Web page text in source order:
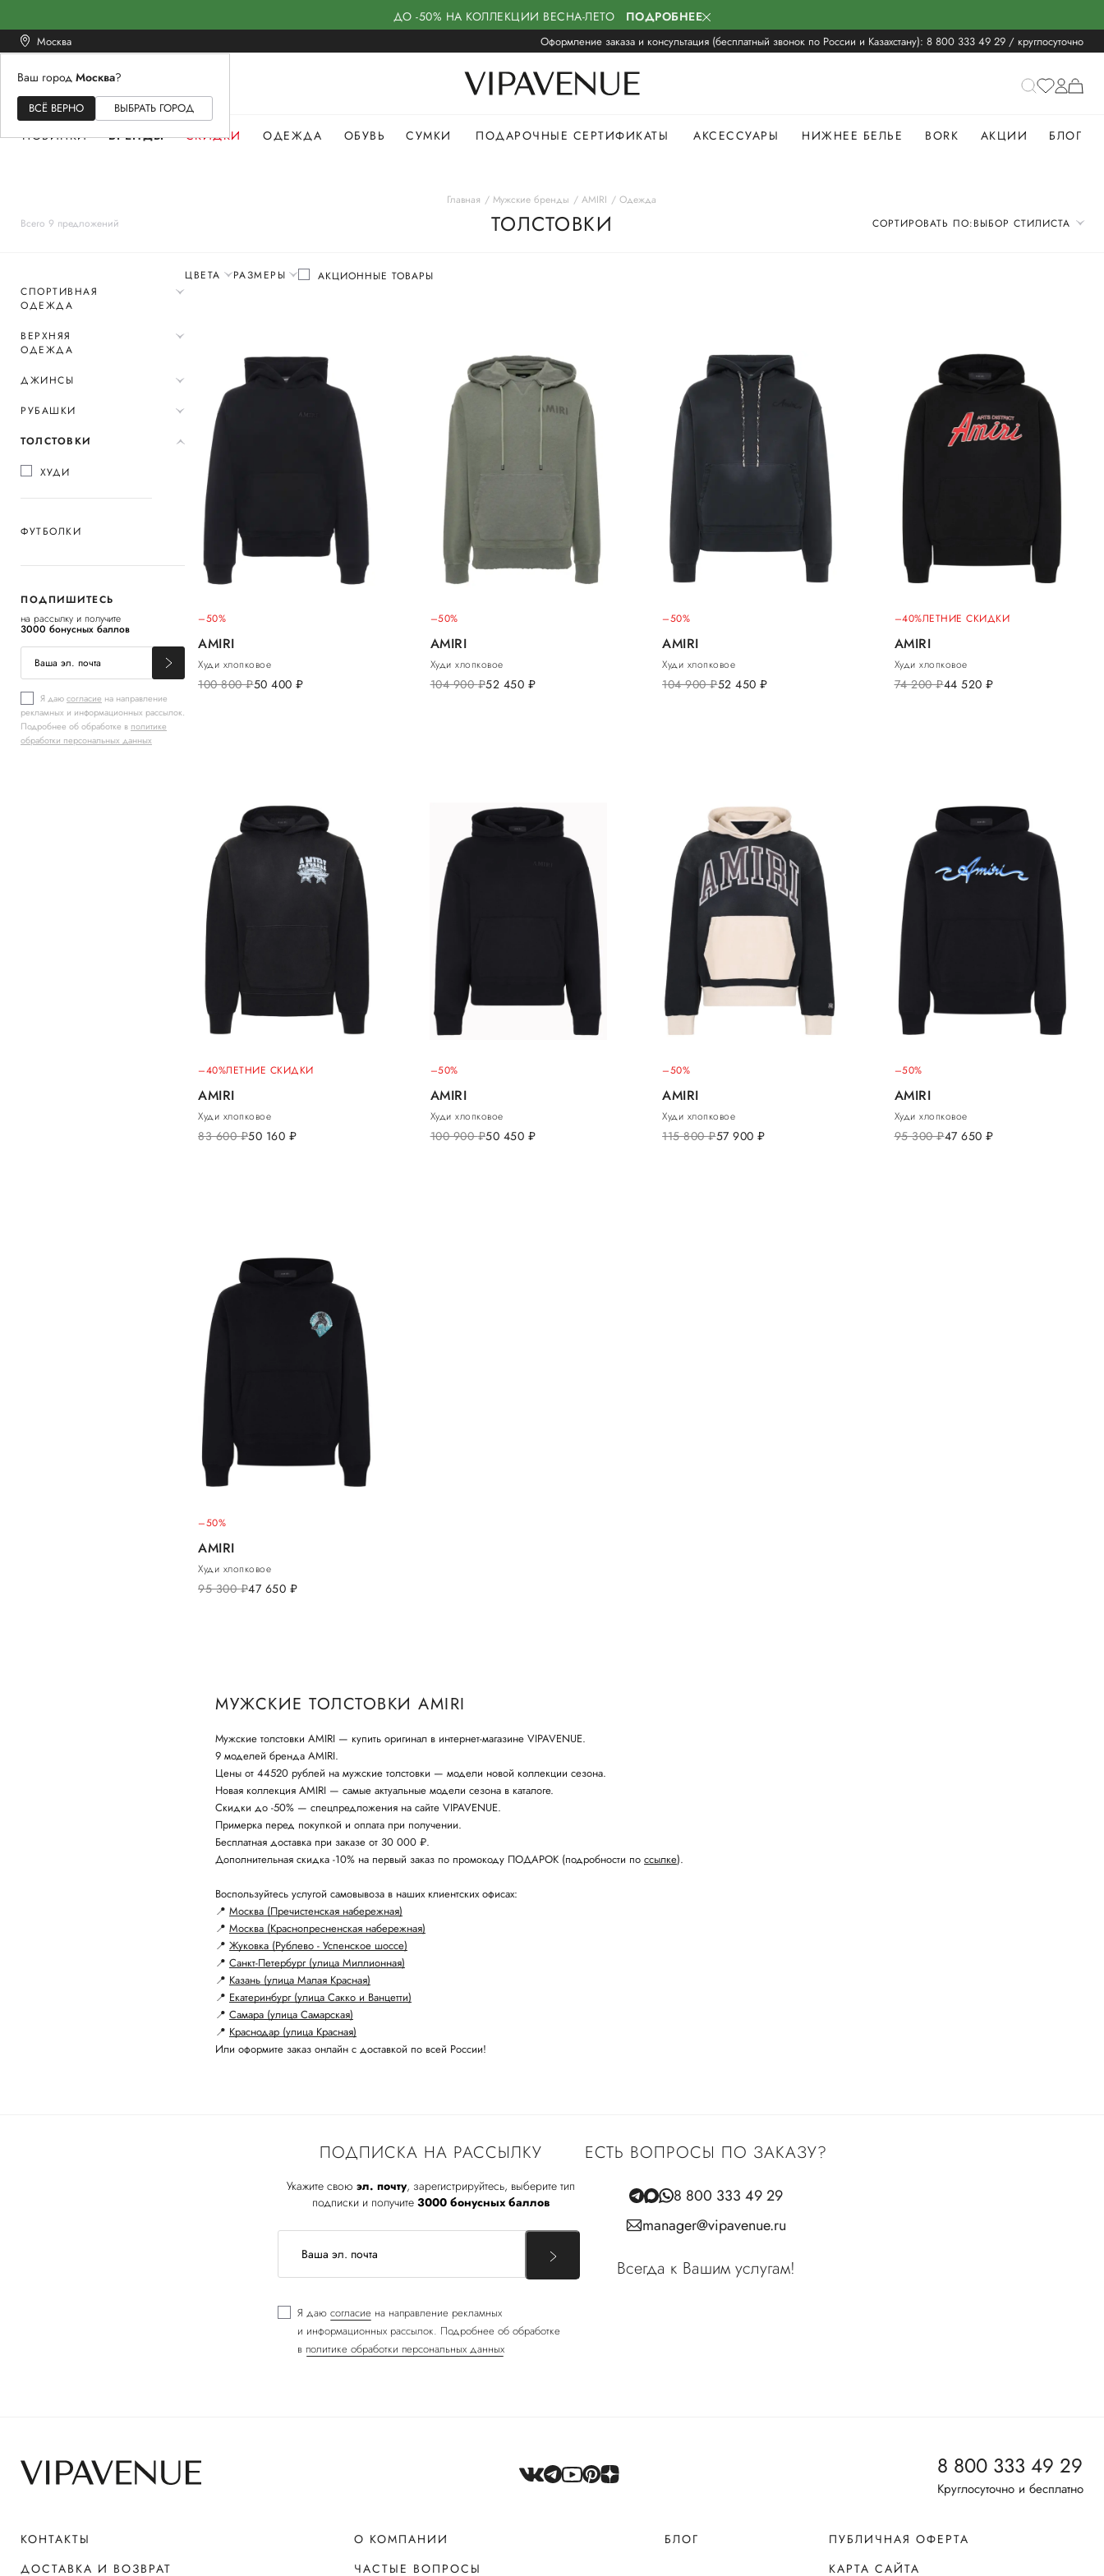
ДО -50% НА КОЛЛЕКЦИИ ВЕСНА-ЛЕТО ПОДРОБНЕЕ
Москва Оформление заказа и консультация (бесплатный звонок по России и Казахстану): 8 800 333 49 29 / круглосуточно
Ваш город Москва?
ВСЁ ВЕРНО ВЫБРАТЬ ГОРОД
ЖЕНСКОЕМУЖСКОЕ
НОВИНКИ БРЕНДЫ СКИДКИ ОДЕЖДА ОБУВЬ СУМКИ ПОДАРОЧНЫЕ СЕРТИФИКАТЫ АКСЕССУАРЫ НИЖНЕЕ БЕЛЬЕ BORK АКЦИИ БЛОГ
Всего 9 предложений
Главная Мужские бренды AMIRI Одежда
ТОЛСТОВКИ СОРТИРОВАТЬ ПО:ВЫБОР СТИЛИСТА
СПОРТИВНАЯ
ОДЕЖДА
ВЕРХНЯЯ
ОДЕЖДА
ДЖИНСЫ
РУБАШКИ
ТОЛСТОВКИ
ХУДИ
ФУТБОЛКИ
ПОДПИШИТЕСЬ
на рассылку и получите
3000 бонусных баллов
Я даюсогласие на направление
рекламных и информационных рассылок.
Подробнее об обработке в политике
обработки персональных данных
ЦВЕТА РАЗМЕРЫ АКЦИОННЫЕ ТОВАРЫ
–50%
AMIRI
Худи хлопковое
100 800руб.50 400 руб.
–50%
AMIRI
Худи хлопковое
104 900руб.52 450 руб.
–50%
AMIRI
Худи хлопковое
104 900руб.52 450 руб.
–40%ЛЕТНИЕ СКИДКИ
AMIRI
Худи хлопковое
74 200руб.44 520 руб.
–40%ЛЕТНИЕ СКИДКИ
AMIRI
Худи хлопковое
83 600руб.50 160 руб.
–50%
AMIRI
Худи хлопковое
100 900руб.50 450 руб.
–50%
AMIRI
Худи хлопковое
115 800руб.57 900 руб.
–50%
AMIRI
Худи хлопковое
95 300руб.47 650 руб.
–50%
AMIRI
Худи хлопковое
95 300руб.47 650 руб.
МУЖСКИЕ ТОЛСТОВКИ AMIRI
Мужские толстовки AMIRI — купить оригинал в интернет-магазине VIPAVENUE.
9 моделей бренда AMIRI.
Цены от 44520 рублей на мужские толстовки — модели новой коллекции сезона.
Новая коллекция AMIRI — самые актуальные модели сезона в каталоге.
Скидки до -50% — спецпредложения на сайте VIPAVENUE.
Примерка перед покупкой и оплата при получении.
Бесплатная доставка при заказе от 30 000 ₽.
Дополнительная скидка -10% на первый заказ по промокоду ПОДАРОК (подробности по ссылке).
Воспользуйтесь услугой самовывоза в наших клиентских офисах:
📍 Москва (Пречистенская набережная)
📍 Москва (Краснопресненская набережная)
📍 Жуковка (Рублево - Успенское шоссе)
📍 Санкт-Петербург (улица Миллионная)
📍 Казань (улица Малая Красная)
📍 Екатеринбург (улица Сакко и Ванцетти)
📍 Самара (улица Самарская)
📍 Краснодар (улица Красная)
Или оформите заказ онлайн с доставкой по всей России!
ПОДПИСКА НА РАССЫЛКУ
Укажите свою эл. почту, зарегистрируйтесь, выберите тип
подписки и получите 3000 бонусных баллов
Я даю согласие на направление рекламных
и информационных рассылок. Подробнее об обработке
в политике обработки персональных данных
ЕСТЬ ВОПРОСЫ ПО ЗАКАЗУ?
8 800 333 49 29
manager@vipavenue.ru
Всегда к Вашим услугам!
8 800 333 49 29
Круглосуточно и бесплатно
КОНТАКТЫ
ДОСТАВКА И ВОЗВРАТ
О КОМПАНИИ
ЧАСТЫЕ ВОПРОСЫ
БЛОГ
ПУБЛИЧНАЯ ОФЕРТА
КАРТА САЙТА